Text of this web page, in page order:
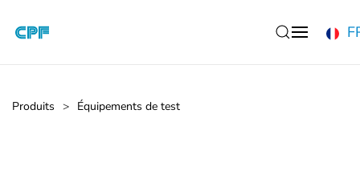
Produits Équipements de test